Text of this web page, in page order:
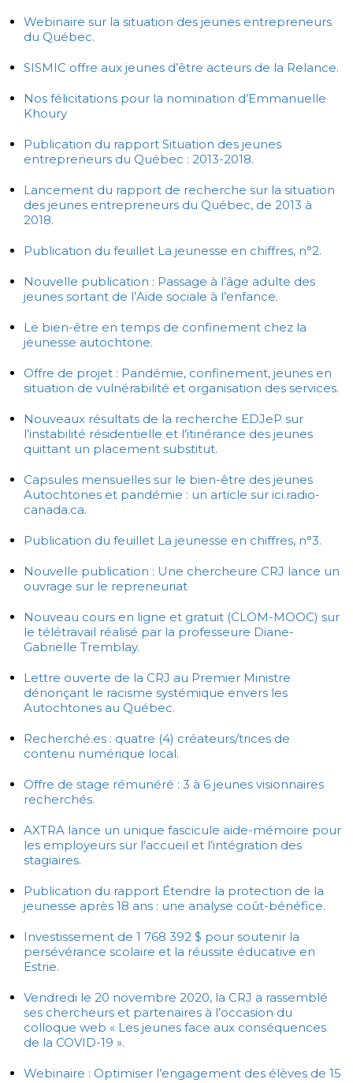
Webinaire sur la situation des jeunes entrepreneurs
du Québec.
SISMIC offre aux jeunes d’être acteurs de la Relance.
Nos félicitations pour la nomination d’Emmanuelle
Khoury
Publication du rapport Situation des jeunes
entrepreneurs du Québec : 2013-2018.
Lancement du rapport de recherche sur la situation
des jeunes entrepreneurs du Québec, de 2013 à
2018.
Publication du feuillet La jeunesse en chiffres, n°2.
Nouvelle publication : Passage à l’âge adulte des
jeunes sortant de l’Aide sociale à l’enfance.
Le bien-être en temps de confinement chez la
jeunesse autochtone.
Offre de projet : Pandémie, confinement, jeunes en
situation de vulnérabilité et organisation des services.
Nouveaux résultats de la recherche EDJeP sur
l’instabilité résidentielle et l’itinérance des jeunes
quittant un placement substitut.
Capsules mensuelles sur le bien-être des jeunes
Autochtones et pandémie : un article sur ici.radio-
canada.ca.
Publication du feuillet La jeunesse en chiffres, n°3.
Nouvelle publication : Une chercheure CRJ lance un
ouvrage sur le repreneuriat
Nouveau cours en ligne et gratuit (CLOM-MOOC) sur
le télétravail réalisé par la professeure Diane-
Gabrielle Tremblay.
Lettre ouverte de la CRJ au Premier Ministre
dénonçant le racisme systémique envers les
Autochtones au Québec.
Recherché.es : quatre (4) créateurs/trices de
contenu numérique local.
Offre de stage rémunéré : 3 à 6 jeunes visionnaires
recherchés.
AXTRA lance un unique fascicule aide-mémoire pour
les employeurs sur l’accueil et l’intégration des
stagiaires.
Publication du rapport Étendre la protection de la
jeunesse après 18 ans : une analyse coût-bénéfice.
Investissement de 1 768 392 $ pour soutenir la
persévérance scolaire et la réussite éducative en
Estrie.
Vendredi le 20 novembre 2020, la CRJ a rassemblé
ses chercheurs et partenaires à l’occasion du
colloque web « Les jeunes face aux conséquences
de la COVID-19 ».
Webinaire : Optimiser l’engagement des élèves de 15